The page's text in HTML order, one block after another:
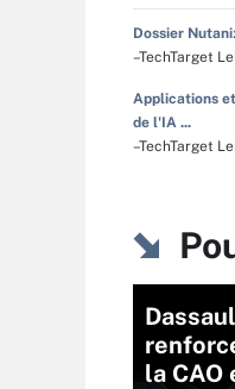
Dossier
–TechTarget
Applications
de l'IA ...
–TechTarget
la CAO